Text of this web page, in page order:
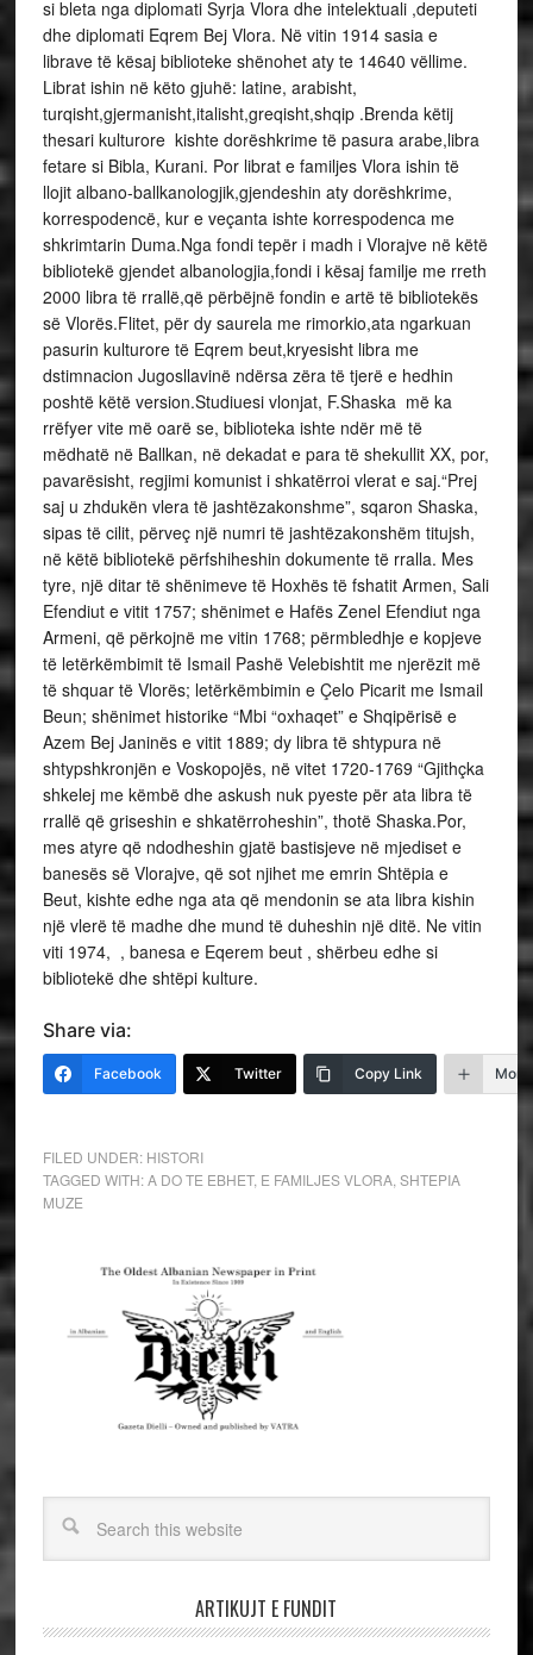
si bleta nga diplomati Syrja Vlora dhe intelektuali ,deputeti
dhe diplomati Eqrem Bej Vlora. Në vitin 1914 sasia e
librave të kësaj biblioteke shënohet aty te 14640 vëllime.
Librat ishin në këto gjuhë: latine, arabisht,
turqisht,gjermanisht,italisht,greqisht,shqip .Brenda këtij
thesari kulturore kishte dorëshkrime të pasura arabe,libra
fetare si Bibla, Kurani. Por librat e familjes Vlora ishin të
llojit albano-ballkanologjik,gjendeshin aty dorëshkrime,
korrespodencë, kur e veçanta ishte korrespodenca me
shkrimtarin Duma.Nga fondi tepër i madh i Vlorajve në këtë
bibliotekë gjendet albanologjia,fondi i kësaj familje me rreth
2000 libra të rrallë,që përbëjnë fondin e artë të bibliotekës
së Vlorës.Flitet, për dy saurela me rimorkio,ata ngarkuan
pasurin kulturore të Eqrem beut,kryesisht libra me
dstimnacion Jugosllavinë ndërsa zëra të tjerë e hedhin
poshtë këtë version.Studiuesi vlonjat, F.Shaska më ka
rrëfyer vite më oarë se, biblioteka ishte ndër më të
mëdhatë në Ballkan, në dekadat e para të shekullit XX, por,
pavarësisht, regjimi komunist i shkatërroi vlerat e saj.“Prej
saj u zhdukën vlera të jashtëzakonshme”, sqaron Shaska,
sipas të cilit, përveç një numri të jashtëzakonshëm titujsh,
në këtë bibliotekë përfshiheshin dokumente të rralla. Mes
tyre, një ditar të shënimeve të Hoxhës të fshatit Armen, Sali
Efendiut e vitit 1757; shënimet e Hafës Zenel Efendiut nga
Armeni, që përkojnë me vitin 1768; përmbledhje e kopjeve
të letërkëmbimit të Ismail Pashë Velebishtit me njerëzit më
të shquar të Vlorës; letërkëmbimin e Çelo Picarit me Ismail
Beun; shënimet historike “Mbi “oxhaqet” e Shqipërisë e
Azem Bej Janinës e vitit 1889; dy libra të shtypura në
shtypshkronjën e Voskopojës, në vitet 1720-1769 “Gjithçka
shkelej me këmbë dhe askush nuk pyeste për ata libra të
rrallë që griseshin e shkatërroheshin”, thotë Shaska.Por,
mes atyre që ndodheshin gjatë bastisjeve në mjediset e
banesës së Vlorajve, që sot njihet me emrin Shtëpia e
Beut, kishte edhe nga ata që mendonin se ata libra kishin
një vlerë të madhe dhe mund të duheshin një ditë. Ne vitin
viti 1974, , banesa e Eqerem beut , shërbeu edhe si
bibliotekë dhe shtëpi kulture.
Share via:
Facebook Twitter Copy Link More
FILED UNDER: HISTORI
TAGGED WITH:A DO TE EBHET, E FAMILJES VLORA, SHTEPIA
MUZE
ARTIKUJT E FUNDIT